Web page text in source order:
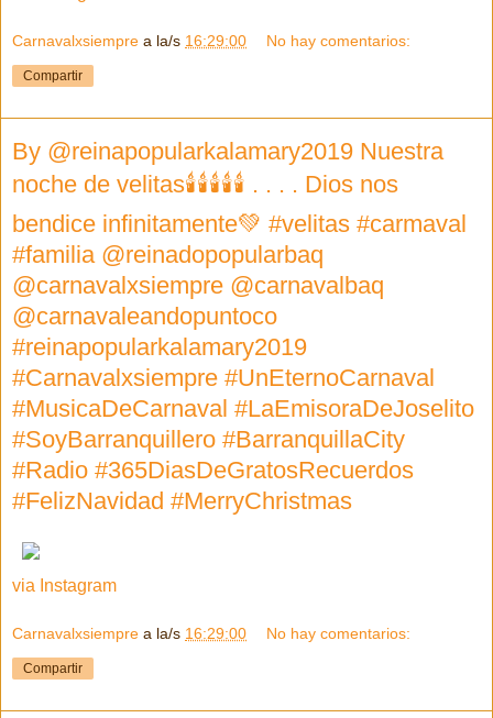
Carnavalxsiempre a la/s 16:29:00 No hay comentarios:
Compartir
By @reinapopularkalamary2019 Nuestra
noche de velitas🕯🕯🕯🕯🕯 . . . . Dios nos
bendice infinitamente💚 #velitas #carmaval
#familia @reinadopopularbaq
@carnavalxsiempre @carnavalbaq
@carnavaleandopuntoco
#reinapopularkalamary2019
#Carnavalxsiempre #UnEternoCarnaval
#MusicaDeCarnaval #LaEmisoraDeJoselito
#SoyBarranquillero #BarranquillaCity
#Radio #365DiasDeGratosRecuerdos
#FelizNavidad #MerryChristmas
via Instagram
Carnavalxsiempre a la/s 16:29:00 No hay comentarios:
Compartir